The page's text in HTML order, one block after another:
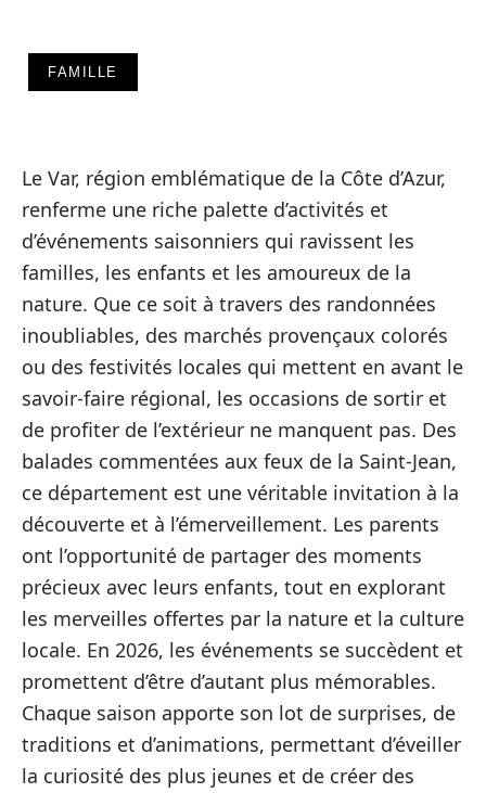
FAMILLE
Le Var, région emblématique de la Côte d’Azur,
renferme une riche palette d’activités et
d’événements saisonniers qui ravissent les
familles, les enfants et les amoureux de la
nature. Que ce soit à travers des randonnées
inoubliables, des marchés provençaux colorés
ou des festivités locales qui mettent en avant le
savoir-faire régional, les occasions de sortir et
de profiter de l’extérieur ne manquent pas. Des
balades commentées aux feux de la Saint-Jean,
ce département est une véritable invitation à la
découverte et à l’émerveillement. Les parents
ont l’opportunité de partager des moments
précieux avec leurs enfants, tout en explorant
les merveilles offertes par la nature et la culture
locale. En 2026, les événements se succèdent et
promettent d’être d’autant plus mémorables.
Chaque saison apporte son lot de surprises, de
traditions et d’animations, permettant d’éveiller
la curiosité des plus jeunes et de créer des